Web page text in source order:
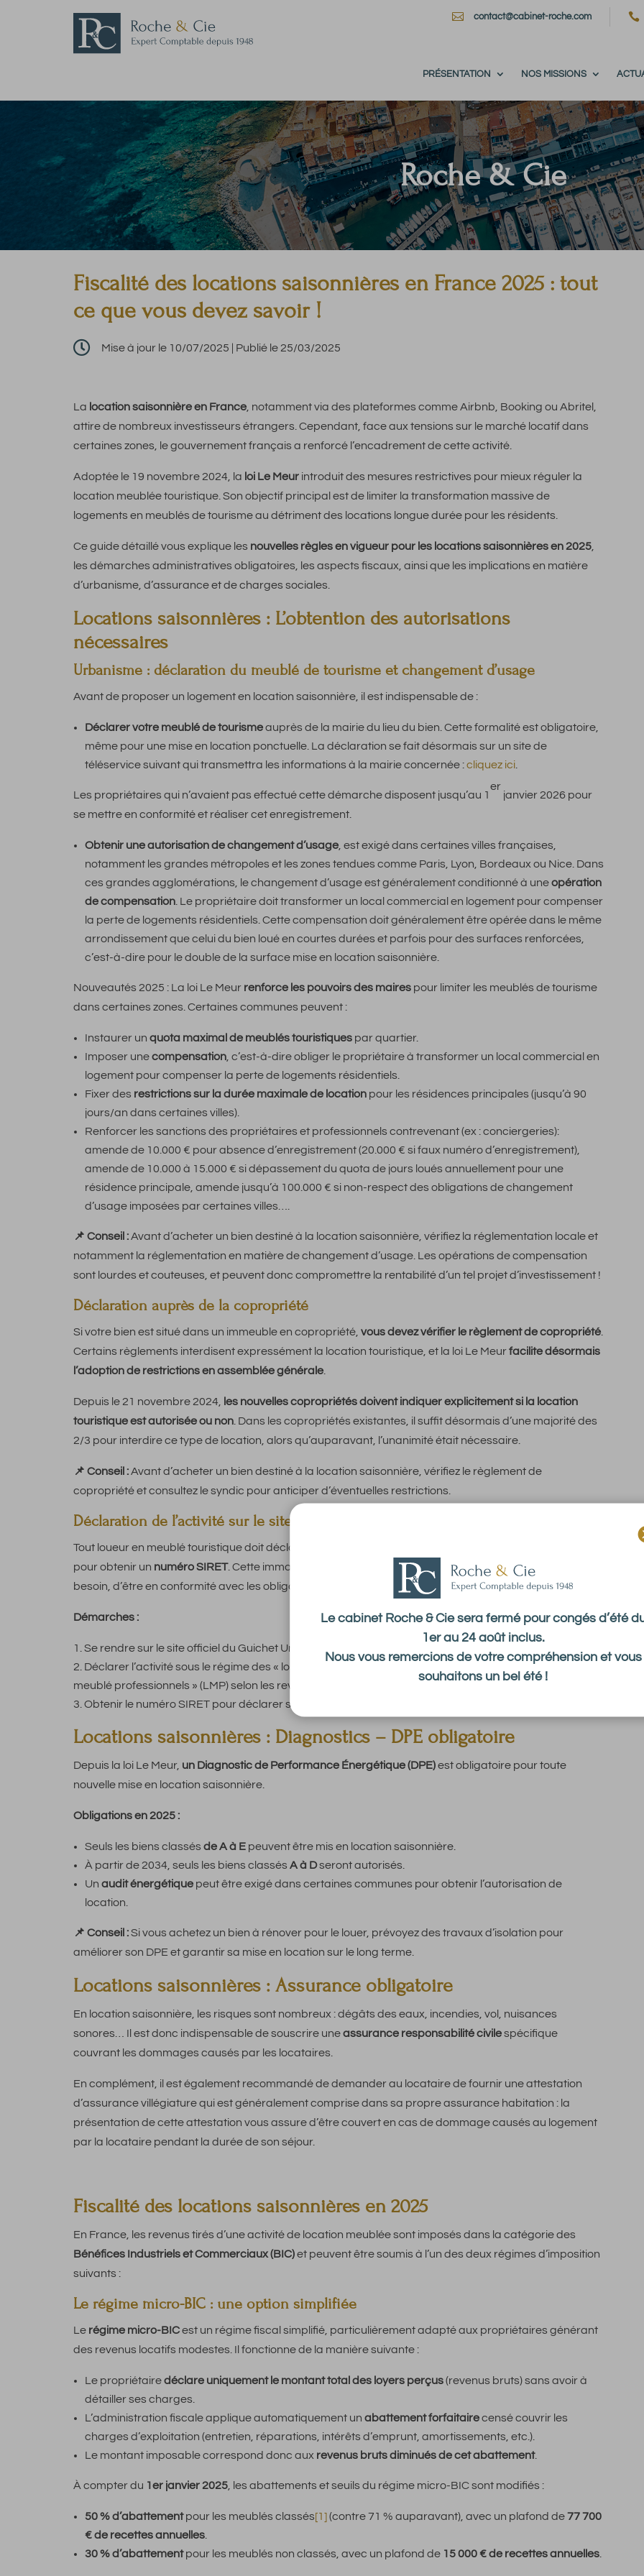
 contact@cabinet-roche.com 
PRÉSENTATION NOS MISSIONS
Roche & Cie
Le cabinet Roche & Cie sera fermé pour congés d’été
1er au 24 août inclus.
Nous vous remercions de votre compréhension et vous
souhaitons un bel été !
Fiscalité des locations saisonnières en France 2025 : tout
ce que vous devez savoir !
 Mise à jour le 10/07/2025 | Publié le 25/03/2025
La location saisonnière en France, notamment via des plateformes comme Airbnb, Booking ou Abritel,
attire de nombreux investisseurs étrangers. Cependant, face aux tensions sur le marché locatif dans
certaines zones, le gouvernement français a renforcé l’encadrement de cette activité.
Adoptée le 19 novembre 2024, la loi Le Meur introduit des mesures restrictives pour mieux réguler la
location meublée touristique. Son objectif principal est de limiter la transformation massive de
logements en meublés de tourisme au détriment des locations longue durée pour les résidents.
Ce guide détaillé vous explique les nouvelles règles en vigueur pour les locations saisonnières en 2025,
les démarches administratives obligatoires, les aspects fiscaux, ainsi que les implications en matière
d’urbanisme, d’assurance et de charges sociales.
Locations saisonnières : L’obtention des autorisations
nécessaires
Urbanisme : déclaration du meublé de tourisme et changement d’usage
Avant de proposer un logement en location saisonnière, il est indispensable de :
Déclarer votre meublé de tourismeauprès de la mairie du lieu du bien. Cette formalité est obligatoire,
même pour une mise en location ponctuelle. La déclaration se fait désormais sur un site de
téléservice suivant qui transmettra les informations à la mairie concernée :cliquez ici.
Les propriétaires qui n’avaient pas effectué cette démarche disposent jusqu’au 1
er
janvier 2026 pour
se mettre en conformité et réaliser cet enregistrement.
Obtenir une autorisation de changement d’usage, est exigé dans certaines villes françaises,
notamment les grandes métropoles et les zones tendues comme Paris, Lyon, Bordeaux ou Nice. Dans
ces grandes agglomérations, le changement d’usage est généralement conditionné à uneopération
de compensation. Le propriétaire doit transformer un local commercial en logement pour compenser
la perte de logements résidentiels. Cette compensation doit généralement être opérée dans le même
arrondissement que celui du bien loué en courtes durées et parfois pour des surfaces renforcées,
c’est-à-dire pour le double de la surface mise en location saisonnière.
Nouveautés 2025 : La loi Le Meur renforce les pouvoirs des maires pour limiter les meublés de tourisme
dans certaines zones. Certaines communes peuvent :
Instaurer un quota maximal de meublés touristiques par quartier.
Imposer unecompensation, c’est-à-dire obliger le propriétaire à transformer un local commercial en
logement pour compenser la perte de logements résidentiels.
Fixer des restrictions sur la durée maximale de location pour les résidences principales (jusqu’à 90
jours/an dans certaines villes).
Renforcer les sanctions des propriétaires et professionnels contrevenant (ex : conciergeries):
amende de 10.000 € pour absence d’enregistrement (20.000 € si faux numéro d’enregistrement),
amende de 10.000 à 15.000 € si dépassement du quota de jours loués annuellement pour une
résidence principale, amende jusqu’à 100.000 € si non-respect des obligations de changement
d’usage imposées par certaines villes….
📌 Conseil :Avant d’acheter un bien destiné à la location saisonnière, vérifiez la réglementation locale et
notamment la réglementation en matière de changement d’usage. Les opérations de compensation
sont lourdes et couteuses, et peuvent donc compromettre la rentabilité d’un tel projet d’investissement !
Déclaration auprès de la copropriété
Si votre bien est situé dans un immeuble en copropriété, vous devez vérifier le règlement de copropriété.
Certains règlements interdisent expressément la location touristique, et la loi Le Meurfacilite désormais
l’adoption de restrictions en assemblée générale.
Depuis le 21 novembre 2024, les nouvelles copropriétés doivent indiquer explicitement si la location
touristique est autorisée ou non. Dans les copropriétés existantes, il suffit désormais d’une majorité des
2/3 pour interdire ce type de location, alors qu’auparavant, l’unanimité était nécessaire.
📌 Conseil :Avant d’acheter un bien destiné à la location saisonnière, vérifiez le règlement de
copropriété et consultez le syndic pour anticiper d’éventuelles restrictions.
Déclaration de l’activité sur le site du Guichet Unique
Tout loueur en meublé touristique doit déclarer son activité
pour obtenir un numéro SIRET. Cette immatriculation permet de choisir le régime fiscal adéquat et, si
besoin, d’être en conformité avec les obligations sociales (voir section 5).
Démarches :
Se rendre sur le site officiel du Guichet Unique et créer son espace.
Déclarer l’activité sous le régime des « loueurs en meublé non professionnels » (LMNP) ou « loueurs en
meublé professionnels » (LMP) selon les revenus générés.
Obtenir le numéro SIRET pour déclarer ses revenus aux impôts et aux organismes sociaux.
Locations saisonnières : Diagnostics – DPE obligatoire
Depuis la loi Le Meur, un Diagnostic de Performance Énergétique (DPE)est obligatoire pour toute
nouvelle mise en location saisonnière.
Obligations en 2025 :
Seuls les biens classés de A à E peuvent être mis en location saisonnière.
À partir de 2034, seuls les biens classés A à Dseront autorisés.
Un audit énergétique peut être exigé dans certaines communes pour obtenir l’autorisation de
location.
📌 Conseil :Si vous achetez un bien à rénover pour le louer, prévoyez des travaux d’isolation pour
améliorer son DPE et garantir sa mise en location sur le long terme.
Locations saisonnières : Assurance obligatoire
En location saisonnière, les risques sont nombreux : dégâts des eaux, incendies, vol, nuisances
sonores… Il est donc indispensable de souscrire uneassurance responsabilité civilespécifique
couvrant les dommages causés par les locataires.
En complément, il est également recommandé de demander au locataire de fournir une attestation
d’assurance villégiature qui est généralement comprise dans sa propre assurance habitation : la
présentation de cette attestation vous assure d’être couvert en cas de dommage causés au logement
par la locataire pendant la durée de son séjour.
Fiscalité des locations saisonnières en 2025
En France, les revenus tirés d’une activité de location meublée sont imposés dans la catégorie des
Bénéfices Industriels et Commerciaux (BIC)et peuvent être soumis à l’un des deux régimes d’imposition
suivants :
Le régime micro-BIC : une option simplifiée
Le régime micro-BICest un régime fiscal simplifié, particulièrement adapté aux propriétaires générant
des revenus locatifs modestes. Il fonctionne de la manière suivante :
Le propriétairedéclare uniquement le montant total des loyers perçus(revenus bruts) sans avoir à
détailler ses charges.
L’administration fiscale applique automatiquement un abattement forfaitairecensé couvrir les
charges d’exploitation (entretien, réparations, intérêts d’emprunt, amortissements, etc.).
Le montant imposable correspond donc aux revenus bruts diminués de cet abattement.
À compter du 1er janvier 2025, les abattements et seuils du régime micro-BIC sont modifiés :
50 % d’abattementpour les meublés classés[1](contre 71 % auparavant), avec un plafond de77 700
€ de recettes annuelles.
30 % d’abattementpour les meublés non classés, avec un plafond de 15 000 € de recettes annuelles.